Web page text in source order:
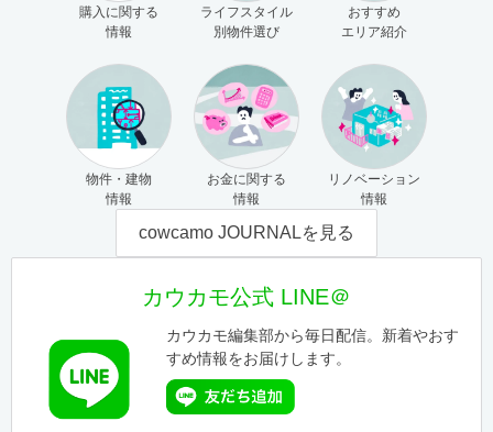
購入に関する
情報
ライフスタイル
別物件選び
おすすめ
エリア紹介
物件・建物
情報
お金に関する
情報
リノベーション
情報
cowcamo JOURNALを見る
カウカモ公式 LINE＠
カウカモ編集部から毎日配信。新着やおす
すめ情報をお届けします。